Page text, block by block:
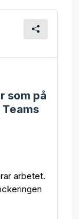
som på
arbetet.